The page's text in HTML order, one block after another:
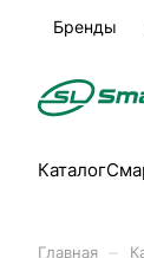
Бренды
Каталог
Главная